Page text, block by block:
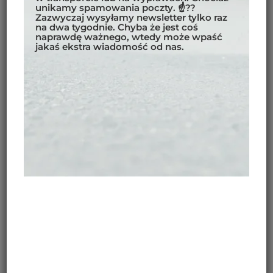
motocyklu miejsca w Himalajach.
unikamy spamowania poczty. ☝??
Zazwyczaj wysyłamy newsletter tylko raz
na dwa tygodnie. Chyba że jest coś
naprawdę ważnego, wtedy może wpaść
jakaś ekstra wiadomość od nas.